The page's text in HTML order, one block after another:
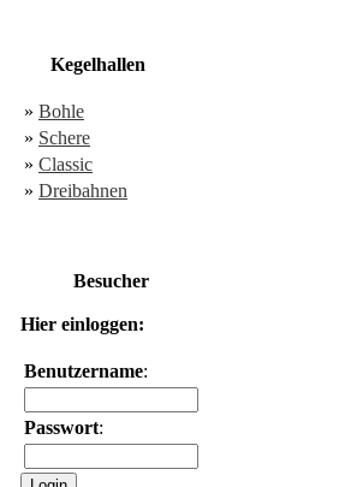
Kegelhallen
» Bohle
» Schere
» Classic
» Dreibahnen
Besucher
Hier einloggen:
Benutzername:
Passwort: